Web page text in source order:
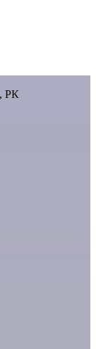
РК